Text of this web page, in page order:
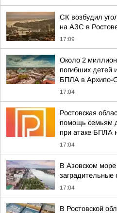
СК возбудил
на АЗС в
17:09
Около 2
погибших детей
БПЛА в Архипо-
17:04
Ростовская
помощь семьям
при атаке БПЛА
17:04
В Азовском море
заградительные
17:04
В Ростовской